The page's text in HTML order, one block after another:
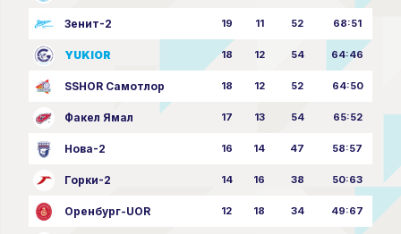
Зенит-2 19 11 52 68:51
YUKIOR 18 12 54 64:46
SSHOR Самотлор 18 12 52 64:50
Факел Ямал 17 13 54 65:52
Нова-2 16 14 47 58:57
Горки-2 14 16 38 50:63
Оренбург-UOR 12 18 34 49:67